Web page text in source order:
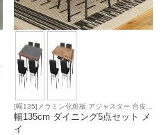
[幅135]メラミン化粧板 アジャスター 合皮座
面
幅135cm ダイニング5点セット メ
イ